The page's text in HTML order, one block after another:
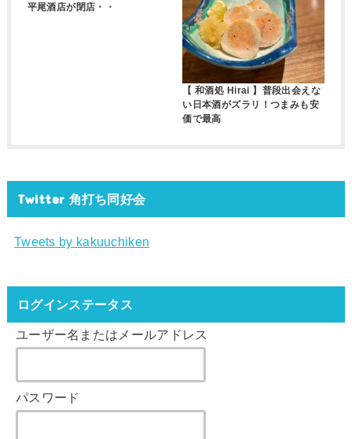
平尾酒店が閉店・・
【 和酒処 Hirai 】普段出会えな
い日本酒がズラリ！つまみも安
価で最高
Twitter 角打ち同好会
Tweets by kakuuchiken
ログインステータス
ユーザー名またはメールアドレス
パスワード